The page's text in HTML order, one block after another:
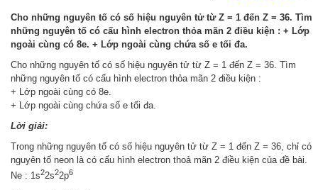
Cho những nguyên tố có số hiệu nguyên tử từ Z = 1 đến Z = 36. Tìm
những nguyên tố có cấu hình electron thỏa mãn 2 điều kiện : + Lớp
ngoài cùng có 8e. + Lớp ngoài cùng chứa số e tối đa.
Cho những nguyên tố có số hiệu nguyên tử từ Z = 1 đến Z = 36. Tìm
những nguyên tố có cấu hình electron thỏa mãn 2 điều kiện :
+ Lớp ngoài cùng có 8e.
+ Lớp ngoài cùng chứa số e tối đa.
Lời giải:
Trong những nguyên tố có số hiệu nguyên tử từ Z = 1 đến Z = 36, chỉ có
nguyên tố neon là có cấu hình electron thoả mãn 2 điều kiện của đề bài.
Ne : 1s22s22p6